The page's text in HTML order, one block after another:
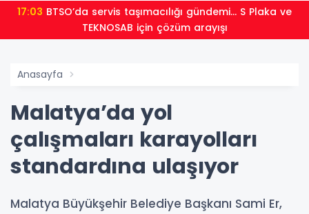
17:03
TEKNOSAB için çözüm arayışı
Anasayfa
Malatya’da yol
çalışmaları karayolları
standardına ulaşıyor
Malatya Büyükşehir Belediye Başkanı Sami Er,